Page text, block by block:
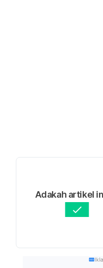
Adakah artikel